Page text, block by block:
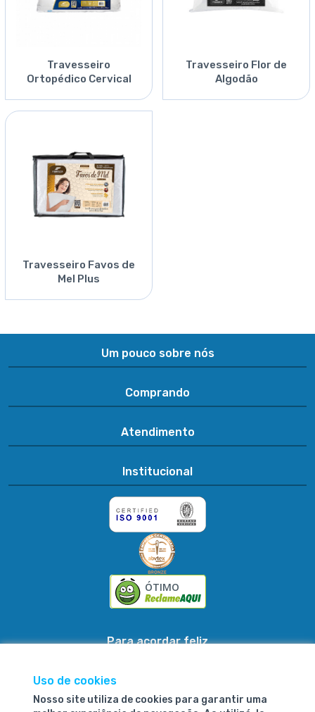
Travesseiro
Ortopédico Cervical
Travesseiro Flor de
Algodão
Travesseiro Favos de
Mel Plus
Um pouco sobre nós
Comprando
Atendimento
Institucional
ÓTIMO
Para acordar feliz
Uso de cookies
Nosso site utiliza de cookies para garantir uma